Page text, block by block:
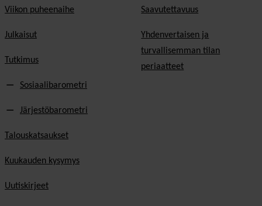
Viikon puheenaihe
Julkaisut
Tutkimus
Sosiaalibarometri
Järjestöbarometri
Talouskatsaukset
Kuukauden kysymys
Uutiskirjeet
Saavutettavuus
Yhdenvertaisen ja
turvallisemman tilan
periaatteet